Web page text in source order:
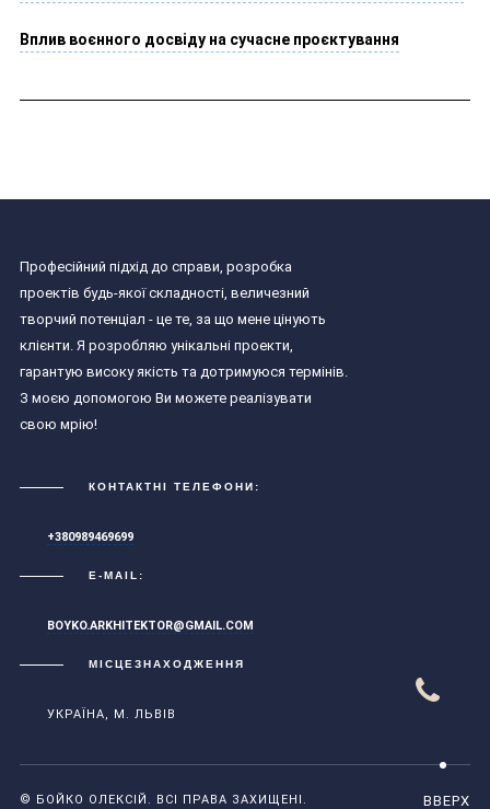
Вплив воєнного досвіду на сучасне проєктування
Професійний підхід до справи, розробка
проектів будь-якої складності, величезний
творчий потенціал - це те, за що мене цінують
клієнти. Я розробляю унікальні проекти,
гарантую високу якість та дотримуюся термінів.
З моєю допомогою Ви можете реалізувати
свою мрію!
КОНТАКТНІ ТЕЛЕФОНИ:
+380989469699
E-MAIL:
BOYKO.ARKHITEKTOR@GMAIL.COM
МІСЦЕЗНАХОДЖЕННЯ
УКРАЇНА, М. ЛЬВІВ
© БОЙКО ОЛЕКСІЙ. ВСІ ПРАВА ЗАХИЩЕНІ. ВВЕРХ